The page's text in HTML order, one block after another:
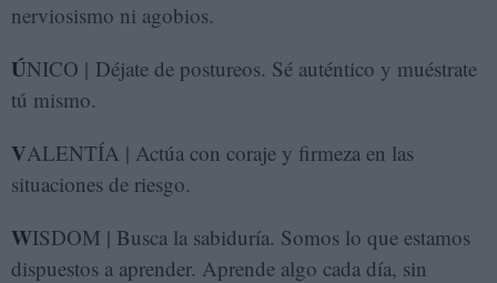
nerviosismo ni agobios.
ÚNICO | Déjate de postureos. Sé auténtico y muéstrate
tú mismo.
VALENTÍA | Actúa con coraje y firmeza en las
situaciones de riesgo.
WISDOM | Busca la sabiduría. Somos lo que estamos
dispuestos a aprender. Aprende algo cada día, sin